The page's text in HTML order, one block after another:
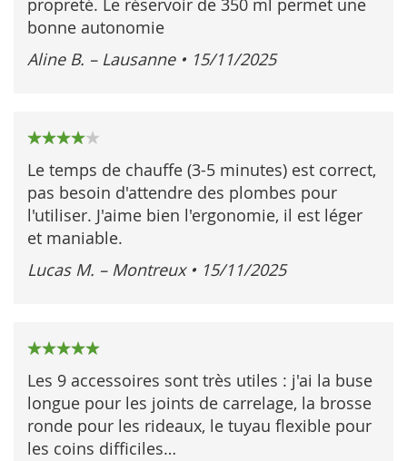
propreté. Le réservoir de 350 ml permet une
bonne autonomie
Aline B. – Lausanne • 15/11/2025
80%
Le temps de chauffe (3-5 minutes) est correct,
pas besoin d'attendre des plombes pour
l'utiliser. J'aime bien l'ergonomie, il est léger
et maniable.
Lucas M. – Montreux • 15/11/2025
100%
Les 9 accessoires sont très utiles : j'ai la buse
longue pour les joints de carrelage, la brosse
ronde pour les rideaux, le tuyau flexible pour
les coins difficiles…